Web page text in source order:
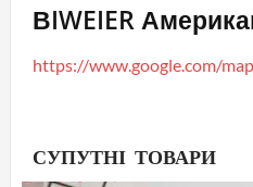
ВIWEIER
https://www.google.com/
СУПУТНІ ТОВАРИ